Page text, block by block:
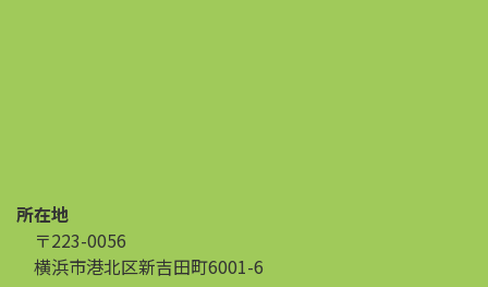
所在地
〒223-0056
横浜市港北区新吉田町6001-6